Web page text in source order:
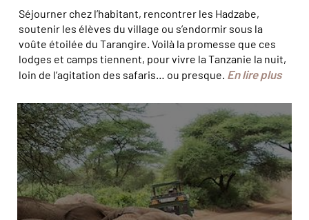
Séjourner chez l’habitant, rencontrer les Hadzabe,
soutenir les élèves du village ou s’endormir sous la
voûte étoilée du Tarangire. Voilà la promesse que ces
lodges et camps tiennent, pour vivre la Tanzanie la nuit,
loin de l’agitation des safaris… ou presque. En lire plus